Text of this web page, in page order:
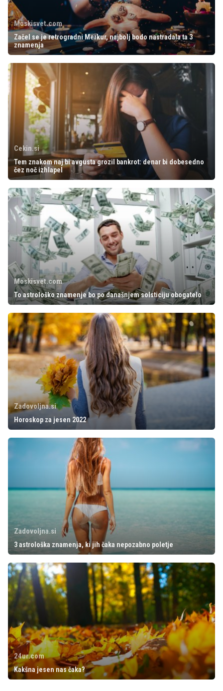
Moskisvet.com
Začel se je retrogradni Merkur, najbolj bodo nastradala ta 3
znamenja
Cekin.si
Tem znakom naj bi avgusta grozil bankrot: denar bi dobesedno
čez noč izhlapel
Moskisvet.com
To astrološko znamenje bo po današnjem solsticiju obogatelo
Zadovoljna.si
Horoskop za jesen 2022
Zadovoljna.si
3 astrološka znamenja, ki jih čaka nepozabno poletje
24ur.com
Kakšna jesen nas čaka?